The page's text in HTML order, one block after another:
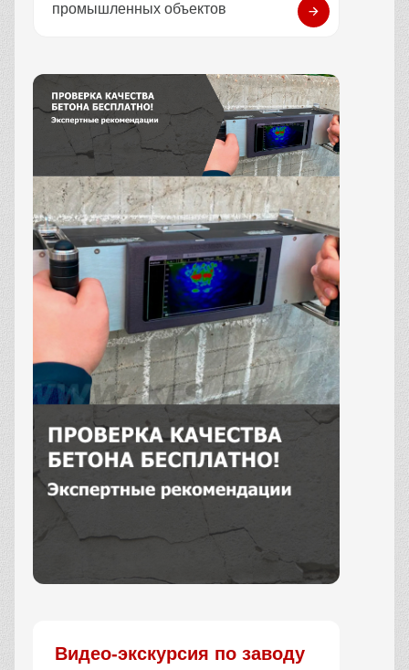
промышленных объектов
Видео-экскурсия по заводу